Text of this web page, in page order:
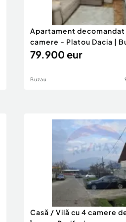
Apartament decomandat
camere - Platou Dacia |
79.900 eur
Buzau
Casă / Vilă cu 4 camere